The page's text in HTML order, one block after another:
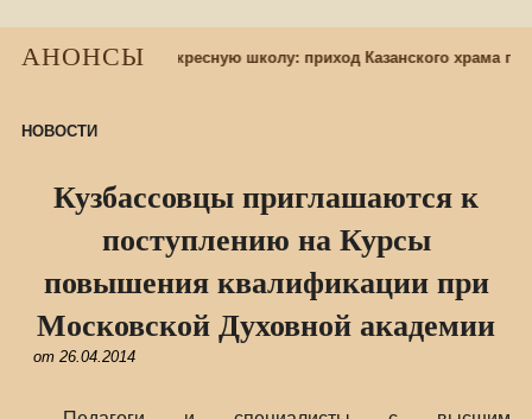
АНОНСЫ
учащихся в воскресную школу: приход Казанского храма
НОВОСТИ
Кузбассовцы приглашаются к
поступлению на Курсы
повышения квалификации при
Московской Духовной академии
от 26.04.2014